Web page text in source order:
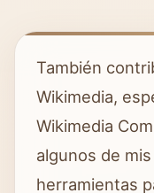
También
Wikimedia,
Wikimedia
algunos de
herramientas